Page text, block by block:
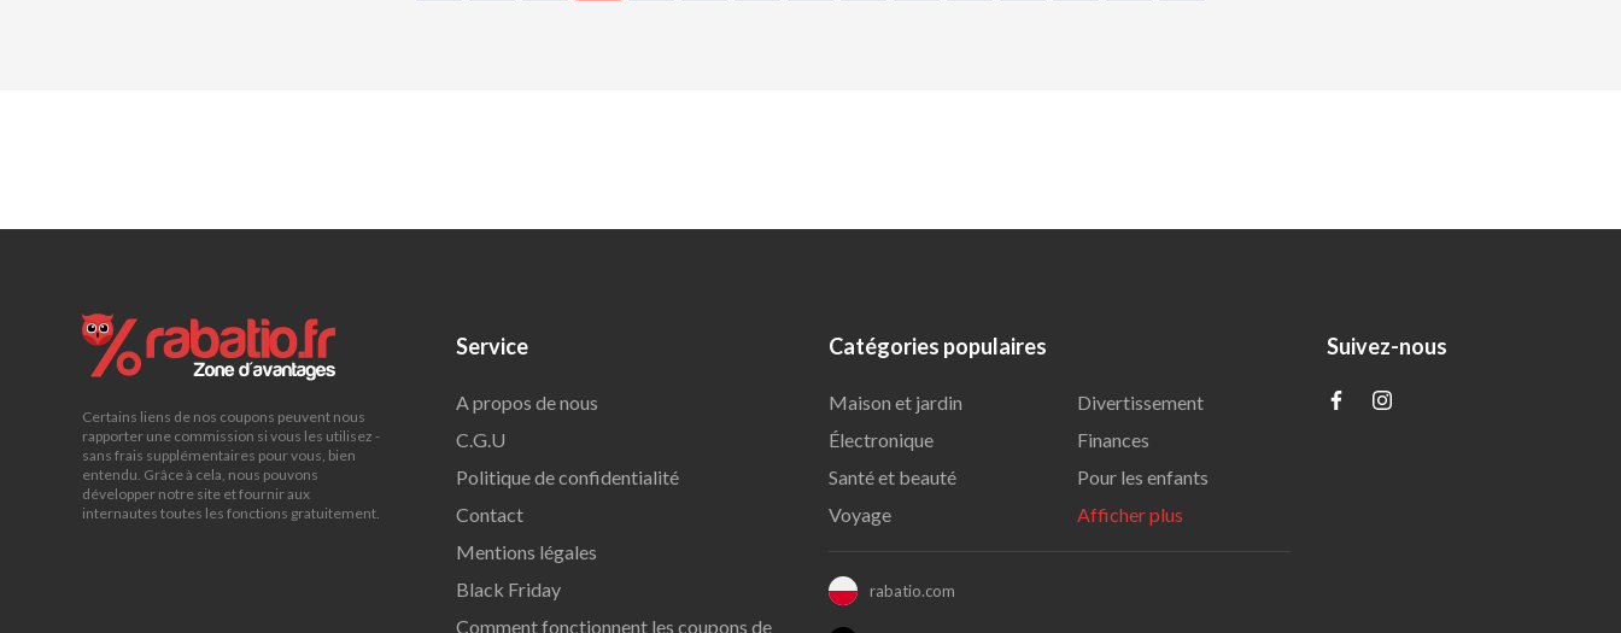
Certains liens de nos coupons peuvent nous
rapporter une commission si vous les utilisez -
sans frais supplémentaires pour vous, bien
entendu. Grâce à cela, nous pouvons
développer notre site et fournir aux
internautes toutes les fonctions gratuitement.
Service
A propos de nous
C.G.U
Politique de confidentialité
Contact
Mentions légales
Black Friday
Comment fonctionnent les coupons de
Catégories populaires
Maison et jardin
Électronique
Santé et beauté
Voyage
Divertissement
Finances
Pour les enfants
Afficher plus
rabatio.com
Suivez-nous